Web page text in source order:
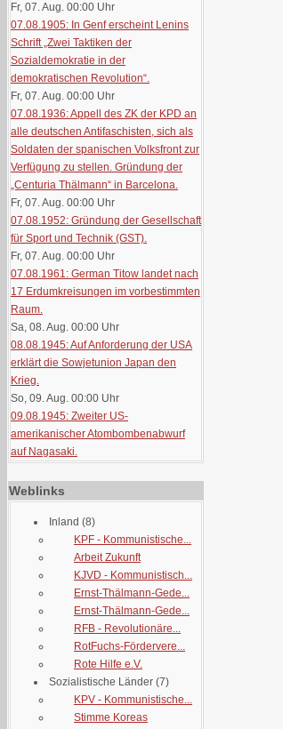
Fr, 07. Aug. 00:00 Uhr
07.08.1905: In Genf erscheint Lenins
Schrift „Zwei Taktiken der
Sozialdemokratie in der
demokratischen Revolution“.
Fr, 07. Aug. 00:00 Uhr
07.08.1936: Appell des ZK der KPD an
alle deutschen Antifaschisten, sich als
Soldaten der spanischen Volksfront zur
Verfügung zu stellen. Gründung der
„Centuria Thälmann“ in Barcelona.
Fr, 07. Aug. 00:00 Uhr
07.08.1952: Gründung der Gesellschaft
für Sport und Technik (GST).
Fr, 07. Aug. 00:00 Uhr
07.08.1961: German Titow landet nach
17 Erdumkreisungen im vorbestimmten
Raum.
Sa, 08. Aug. 00:00 Uhr
08.08.1945: Auf Anforderung der USA
erklärt die Sowjetunion Japan den
Krieg.
So, 09. Aug. 00:00 Uhr
09.08.1945: Zweiter US-
amerikanischer Atombombenabwurf
auf Nagasaki.
Weblinks
Inland (8)
KPF - Kommunistische...
Arbeit Zukunft
KJVD - Kommunistisch...
Ernst-Thälmann-Gede...
Ernst-Thälmann-Gede...
RFB - Revolutionäre...
RotFuchs-Fördervere...
Rote Hilfe e.V.
Sozialistische Länder (7)
KPV - Kommunistische...
Stimme Koreas